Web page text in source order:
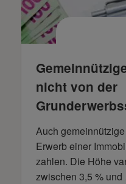
nicht von der
Auch
Erwerb einer
zahlen. Die Höhe
zwischen 3,5 %